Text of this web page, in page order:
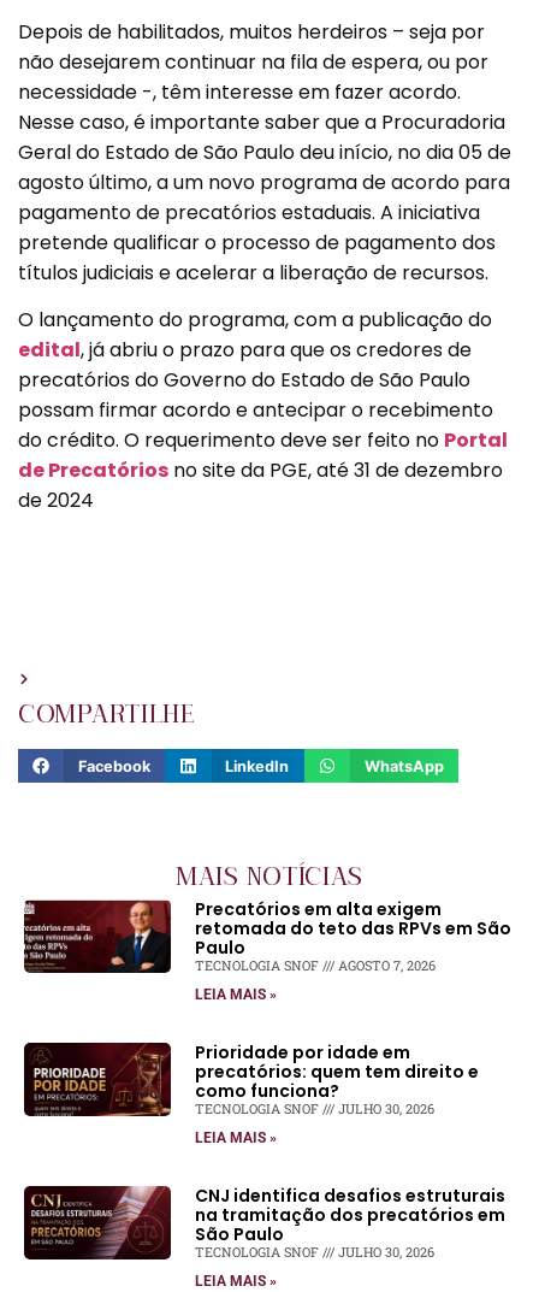
Depois de habilitados, muitos herdeiros – seja por
não desejarem continuar na fila de espera, ou por
necessidade -, têm interesse em fazer acordo.
Nesse caso, é importante saber que a Procuradoria
Geral do Estado de São Paulo deu início, no dia 05 de
agosto último, a um novo programa de acordo para
pagamento de precatórios estaduais. A iniciativa
pretende qualificar o processo de pagamento dos
títulos judiciais e acelerar a liberação de recursos.
O lançamento do programa, com a publicação do
edital, já abriu o prazo para que os credores de
precatórios do Governo do Estado de São Paulo
possam firmar acordo e antecipar o recebimento
do crédito. O requerimento deve ser feito no Portal
de Precatórios no site da PGE, até 31 de dezembro
de 2024
COMPARTILHE
Facebook LinkedIn WhatsApp
MAIS NOTÍCIAS
Precatórios em alta exigem
retomada do teto das RPVs em São
Paulo
TECNOLOGIA SNOF AGOSTO 7, 2026
LEIA MAIS »
Prioridade por idade em
precatórios: quem tem direito e
como funciona?
TECNOLOGIA SNOF JULHO 30, 2026
LEIA MAIS »
CNJ identifica desafios estruturais
na tramitação dos precatórios em
São Paulo
TECNOLOGIA SNOF JULHO 30, 2026
LEIA MAIS »